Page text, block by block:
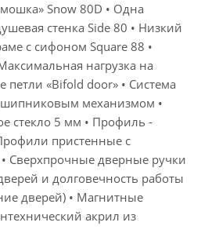
Snow 80D • Одна
стенка Side 80 • Низкий
с сифоном Square 88 •
нагрузка на
петли «Bifold door» • Система
механизмом •
стекло 5 мм • Профиль -
пристенные с
Сверхпрочные дверные ручки
и долговечность работы
дверей) • Магнитные
акрил из